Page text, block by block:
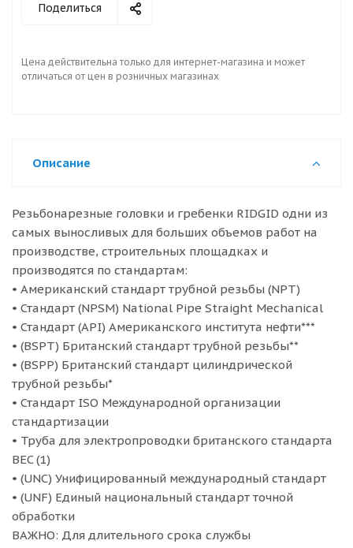
Поделиться
Цена действительна только для интернет-магазина и может
отличаться от цен в розничных магазинах
Описание
Резьбонарезные головки и гребенки RIDGID одни из
самых выносливых для больших объемов работ на
производстве, строительных площадках и
производятся по стандартам:
• Американский стандарт трубной резьбы (NPT)
• Стандарт (NPSM) National Pipe Straight Mechanical
• Стандарт (API) Американского института нефти***
• (BSPT) Британский стандарт трубной резьбы**
• (BSPP) Британский стандарт цилиндрической
трубной резьбы*
• Стандарт ISO Международной организации
стандартизации
• Труба для электропроводки британского стандарта
BEC (1)
• (UNC) Унифицированный международный стандарт
• (UNF) Единый национальный стандарт точной
обработки
ВАЖНО: Для длительного срока службы